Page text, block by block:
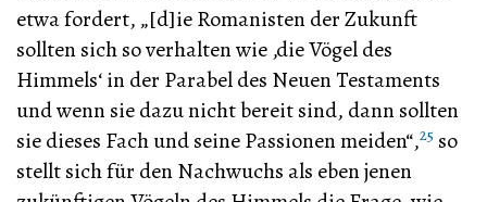
etwa fordert, „[d]ie Romanisten der Zukunft
sollten sich so verhalten wie ‚die Vögel des
Himmels‘ in der Parabel des Neuen Testaments
und wenn sie dazu nicht bereit sind, dann sollten
sie dieses Fach und seine Passionen meiden“,25 so
stellt sich für den Nachwuchs als eben jenen